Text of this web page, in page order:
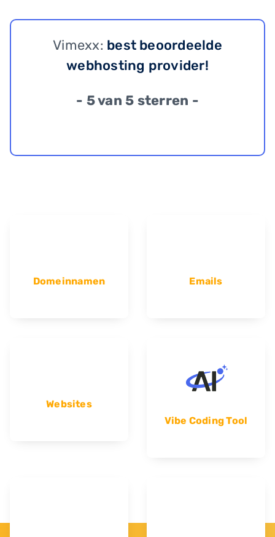
Vimexx: best beoordeelde
webhosting provider!
- 5 van 5 sterren -
Domeinnamen Emails
Websites
Vibe Coding Tool